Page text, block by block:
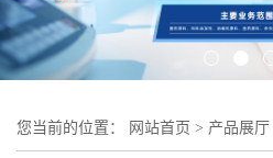
您当前的位置： 网站首页 > 产品展厅